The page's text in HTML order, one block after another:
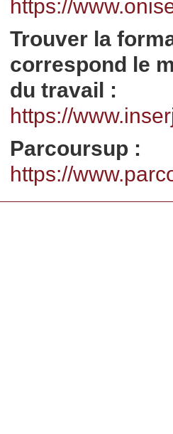
https://
Trouver la
correspond le
du travail :
https://
Parcoursup :
https://